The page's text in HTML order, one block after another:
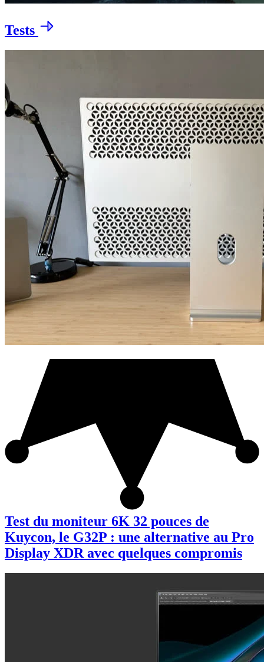
Tests
Test du moniteur 6K 32 pouces de
Kuycon, le G32P : une alternative au Pro
Display XDR avec quelques compromis